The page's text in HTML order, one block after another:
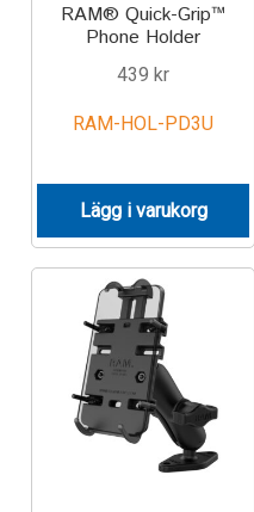
IntelliSkin
PRODUKTSERIE
GDS Tech
GDS Tech Tab-Lock
IntelliSkin
No-Drill
Power-Grip
RAM® Quick-Grip™
Phone Holder
439 kr
RAM-HOL-PD3U
Lägg i varukorg